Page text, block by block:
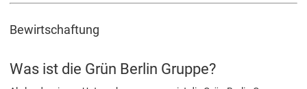
Bewirtschaftung
Was ist die Grün Berlin Gruppe?